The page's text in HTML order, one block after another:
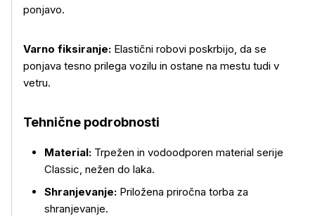
ponjavo.
Varno fiksiranje: Elastični robovi poskrbijo, da se
ponjava tesno prilega vozilu in ostane na mestu tudi v
vetru.
Tehnične podrobnosti
Material: Trpežen in vodoodporen material serije
Classic, nežen do laka.
Shranjevanje: Priložena priročna torba za
shranjevanje.